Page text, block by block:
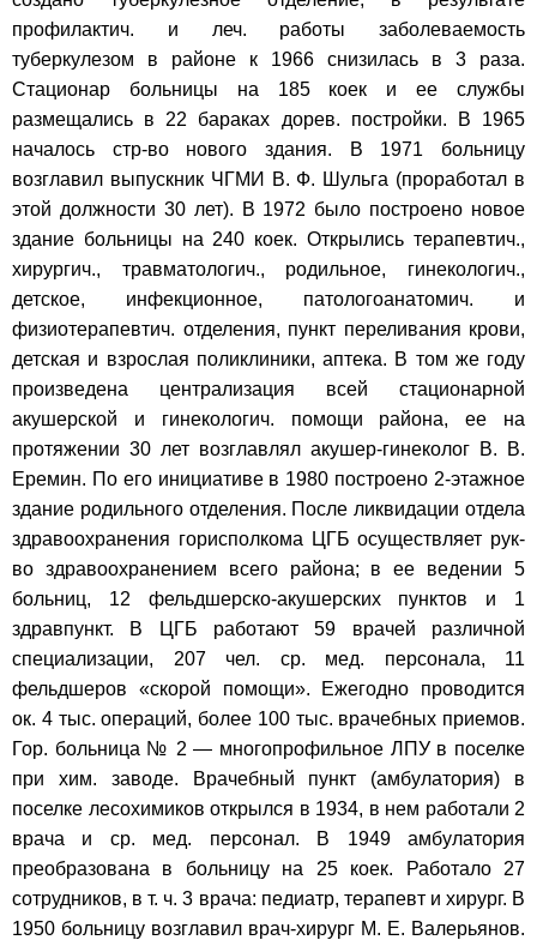
профилактич. и леч. работы заболеваемость
туберкулезом в районе к 1966 снизилась в 3 раза.
Стационар больницы на 185 коек и ее службы
размещались в 22 бараках дорев. постройки. В 1965
началось стр-во нового здания. В 1971 больницу
возглавил выпускник ЧГМИ В. Ф. Шульга (проработал в
этой должности 30 лет). В 1972 было построено новое
здание больницы на 240 коек. Открылись терапевтич.,
хирургич., травматологич., родильное, гинекологич.,
детское, инфекционное, патологоанатомич. и
физиотерапевтич. отделения, пункт переливания крови,
детская и взрослая поликлиники, аптека. В том же году
произведена централизация всей стационарной
акушерской и гинекологич. помощи района, ее на
протяжении 30 лет возглавлял акушер-гинеколог В. В.
Еремин. По его инициативе в 1980 построено 2-этажное
здание родильного отделения. После ликвидации отдела
здравоохранения горисполкома ЦГБ осуществляет рук-
во здравоохранением всего района; в ее ведении 5
больниц, 12 фельдшерско-акушерских пунктов и 1
здравпункт. В ЦГБ работают 59 врачей различной
специализации, 207 чел. ср. мед. персонала, 11
фельдшеров «скорой помощи». Ежегодно проводится
ок. 4 тыс. операций, более 100 тыс. врачебных приемов.
Гор. больница № 2 — многопрофильное ЛПУ в поселке
при хим. заводе. Врачебный пункт (амбулатория) в
поселке лесохимиков открылся в 1934, в нем работали 2
врача и ср. мед. персонал. В 1949 амбулатория
преобразована в больницу на 25 коек. Работало 27
сотрудников, в т. ч. 3 врача: педиатр, терапевт и хирург. В
1950 больницу возглавил врач-хирург М. Е. Валерьянов.